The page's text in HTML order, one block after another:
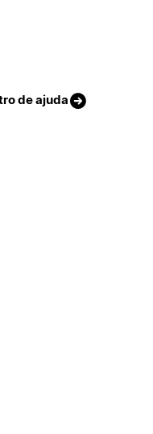
de ajuda